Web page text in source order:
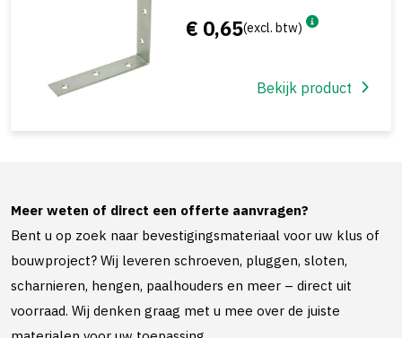
€ 0,65(excl. btw)
Bekijk product
Meer weten of direct een offerte aanvragen?
Bent u op zoek naar bevestigingsmateriaal voor uw klus of
bouwproject? Wij leveren schroeven, pluggen, sloten,
scharnieren, hengen, paalhouders en meer – direct uit
voorraad. Wij denken graag met u mee over de juiste